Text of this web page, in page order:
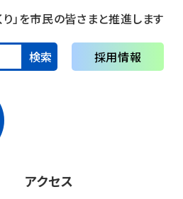
」を市民の皆さまと推進します
検索 採用情報
アクセス